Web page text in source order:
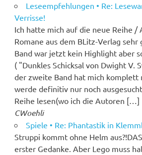
Leseempfehlungen • Re:
Verrisse!
Ich hatte mich auf die neue Reihe /
Romane aus dem BLitz-Verlag
Band war jetzt kein Highlight aber
( "Dunkles Schicksal von Dwight V.
der zweite Band hat mich komplett
werde definitiv nur noch
Reihe lesen(wo ich die Autoren […]
CWoehli
Spiele • Re: Phantastik in
Struppi kommt ohne Helm
erster Gedanke. Aber Lego muss